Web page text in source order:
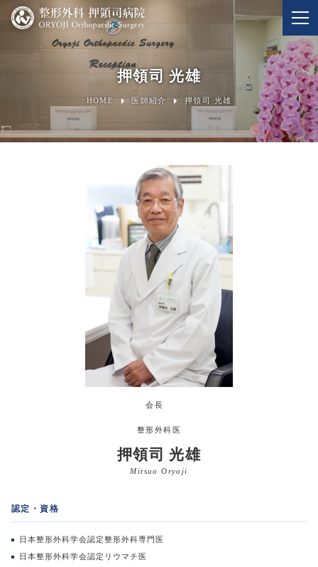
押領司 光雄
HOME 医師紹介 押領司 光雄
会長
整形外科医
押領司 光雄
Mitsuo Oryoji
認定・資格
日本整形外科学会認定整形外科専門医
日本整形外科学会認定リウマチ医